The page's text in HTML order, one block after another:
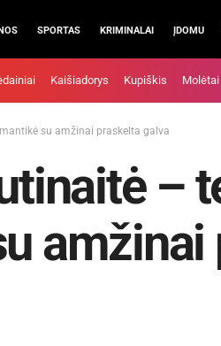
SPORTAS KRIMINALAI ĮDOMU
Kaišiadorys Kupiškis Molėtai
su amžinai praskelta galva
–
amžinai